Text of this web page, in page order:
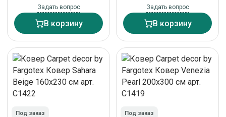
Задать вопрос
В корзину
Задать вопрос
В корзину
Под заказ Под заказ